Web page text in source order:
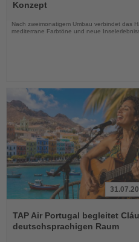
die
Nachrichten
Konzept
Nach zweimonatigem Umbau verbindet das
mediterrane Farbtöne und neue
Sie
die
TAP Air Portugal begleitet
deutschsprachigen Raum